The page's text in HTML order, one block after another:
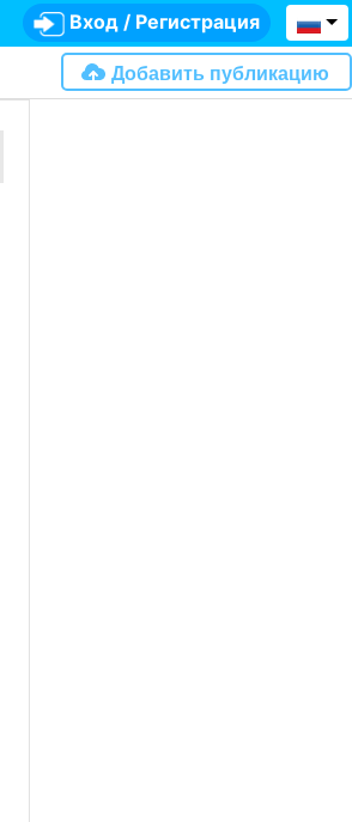
Вход / Регистрация
Добавить публикацию